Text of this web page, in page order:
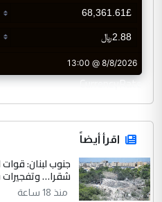
CurrencyRate
اقرأ أيضاً
جنوب لبنان:
شقرا…
منذ 18 ساعة